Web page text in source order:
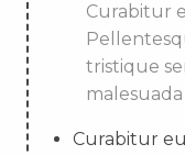
Curabitur
tristique
Curabitur